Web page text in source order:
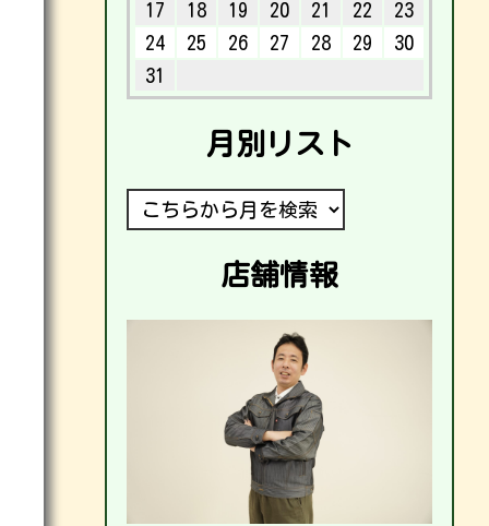
17
18 19 20 21 22
23
24
25 26 27 28 29
30
31
月別リスト
店舗情報